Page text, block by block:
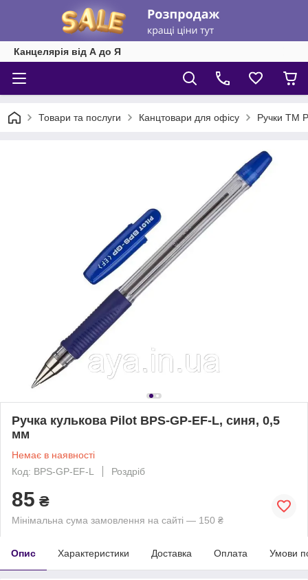
Канцелярія від А до Я
Товари та послуги Канцтовари для офісу Ручки ТМ
Ручка кулькова Pilot BPS-GP-EF-L, синя, 0,5
мм
Немає в наявності
Код: BPS-GP-EF-L
Роздріб
85 ₴
Мінімальна сума замовлення на сайті — 150 ₴
Опис Характеристики Доставка Оплата Умови